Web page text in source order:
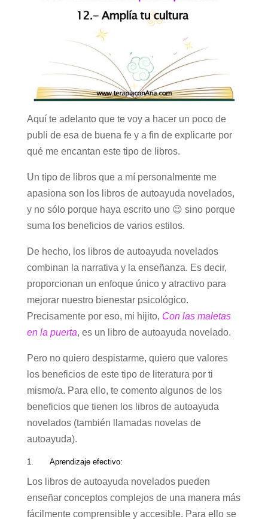
Aquí te adelanto que te voy a hacer un poco de
publi de esa de buena fe y a fin de explicarte por
qué me encantan este tipo de libros.
Un tipo de libros que a mí personalmente me
apasiona son los libros de autoayuda novelados,
y no sólo porque haya escrito uno 😉 sino porque
suma los beneficios de varios estilos.
De hecho, los libros de autoayuda novelados
combinan la narrativa y la enseñanza. Es decir,
proporcionan un enfoque único y atractivo para
mejorar nuestro bienestar psicológico.
Precisamente por eso, mi hijito, Con las maletas
en la puerta, es un libro de autoayuda novelado.
Pero no quiero despistarme, quiero que valores
los beneficios de este tipo de literatura por ti
mismo/a. Para ello, te comento algunos de los
beneficios que tienen los libros de autoayuda
novelados (también llamadas novelas de
autoayuda).
1. Aprendizaje efectivo:
Los libros de autoayuda novelados pueden
enseñar conceptos complejos de una manera más
fácilmente comprensible y accesible. Para ello se